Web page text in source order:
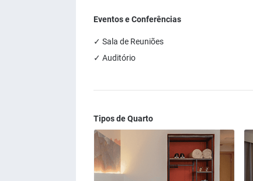
Eventos e Conferências
✓ Sala de Reuniões
✓ Auditório
Tipos de Quarto